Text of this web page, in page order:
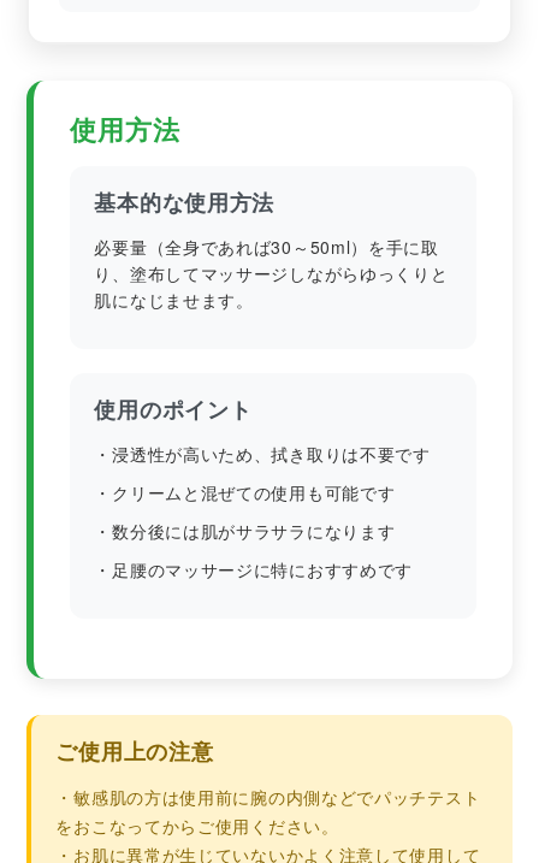
使用方法
基本的な使用方法
必要量（全身であれば30～50ml）を手に取
り、塗布してマッサージしながらゆっくりと
肌になじませます。
使用のポイント
・浸透性が高いため、拭き取りは不要です
・クリームと混ぜての使用も可能です
・数分後には肌がサラサラになります
・足腰のマッサージに特におすすめです
ご使用上の注意
・敏感肌の方は使用前に腕の内側などでパッチテスト
をおこなってからご使用ください。
・お肌に異常が生じていないかよく注意して使用して